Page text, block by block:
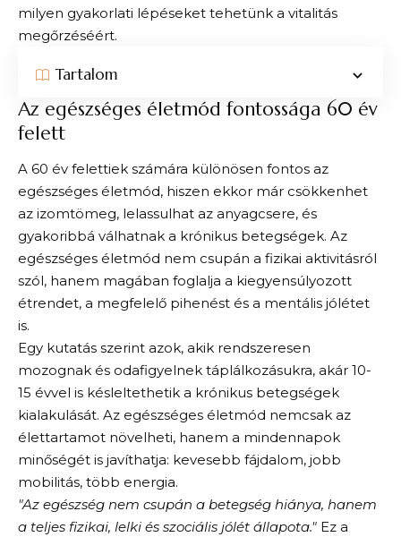
milyen gyakorlati lépéseket tehetünk a vitalitás
megőrzéséért.
Tartalom
Az egészséges életmód fontossága 60 év
felett
A 60 év felettiek számára különösen fontos az
egészséges életmód, hiszen ekkor már csökkenhet
az izomtömeg, lelassulhat az anyagcsere, és
gyakoribbá válhatnak a krónikus betegségek. Az
egészséges életmód nem csupán a fizikai aktivitásról
szól, hanem magában foglalja a kiegyensúlyozott
étrendet, a megfelelő pihenést és a mentális jólétet
is.
Egy kutatás szerint azok, akik rendszeresen
mozognak és odafigyelnek táplálkozásukra, akár 10-
15 évvel is késleltethetik a krónikus betegségek
kialakulását. Az egészséges életmód nemcsak az
élettartamot növelheti, hanem a mindennapok
minőségét is javíthatja: kevesebb fájdalom, jobb
mobilitás, több energia.
"Az egészség nem csupán a betegség hiánya, hanem
a teljes fizikai, lelki és szociális jólét állapota." Ez a